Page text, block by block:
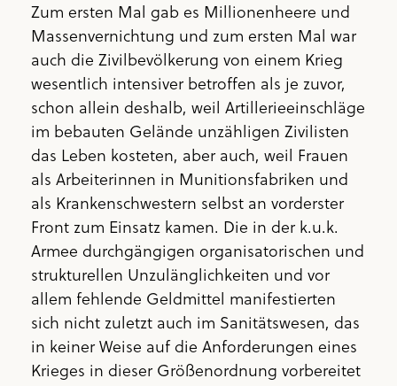
Zum ersten Mal gab es Millionenheere und
Massenvernichtung und zum ersten Mal war
auch die Zivilbevölkerung von einem Krieg
wesentlich intensiver betroffen als je zuvor,
schon allein deshalb, weil Artillerieeinschläge
im bebauten Gelände unzähligen Zivilisten
das Leben kosteten, aber auch, weil Frauen
als Arbeiterinnen in Munitionsfabriken und
als Krankenschwestern selbst an vorderster
Front zum Einsatz kamen. Die in der k.u.k.
Armee durchgängigen organisatorischen und
strukturellen Unzulänglichkeiten und vor
allem fehlende Geldmittel manifestierten
sich nicht zuletzt auch im Sanitätswesen, das
in keiner Weise auf die Anforderungen eines
Krieges in dieser Größenordnung vorbereitet